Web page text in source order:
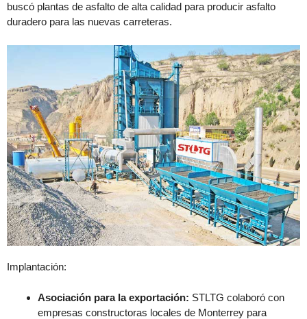
buscó plantas de asfalto de alta calidad para producir asfalto
duradero para las nuevas carreteras.
Implantación:
Asociación para la exportación: STLTG colaboró con
empresas constructoras locales de Monterrey para